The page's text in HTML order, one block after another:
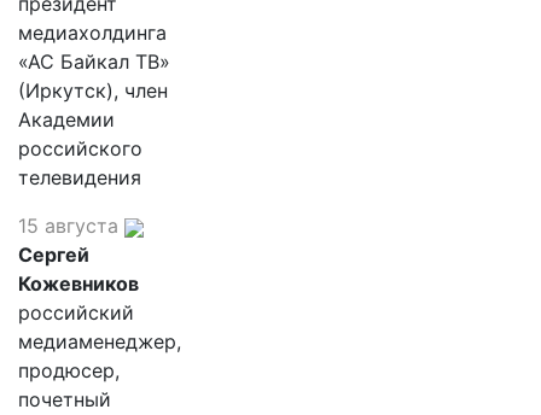
медиахолдинга
«АС Байкал ТВ»
(Иркутск), член
Академии
российского
телевидения
15 августа
Сергей
Кожевников
российский
медиаменеджер,
продюсер,
почетный